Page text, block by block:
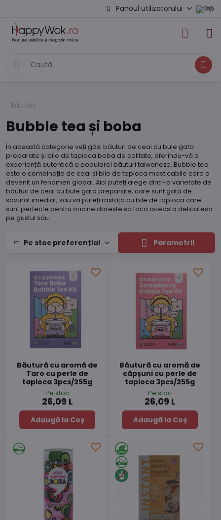
Panoul utilizatorului
Caută
Băuturi
Bubble tea și boba
În această categorie veți găsi băuturi de ceai cu bule gata
preparate și bile de tapioca boba de calitate, oferindu-vă o
experiență autentică a popularei băuturi taiwaneze. Bubble tea
este o combinație de ceai și bile de tapioca masticabile care a
devenit un fenomen global. Aici puteți alege dintr-o varietate de
băuturi de ceai cu bule gata preparate, care sunt gata de
savurat imediat, sau vă puteți răsfăța cu bile de tapioca care
sunt perfecte pentru oricine dorește să facă această delicatesă
pe gustul său.
Pe stoc preferențial Parametrii
Băutură cu aromă de
Taro cu perle de
tapioca 3pcs/255g
Pe stoc
26,09 L
Adaugă la Coș
Băutură cu aromă de
căpșuni cu perle de
tapioca 3pcs/255g
Pe stoc
26,09 L
Adaugă la Coș